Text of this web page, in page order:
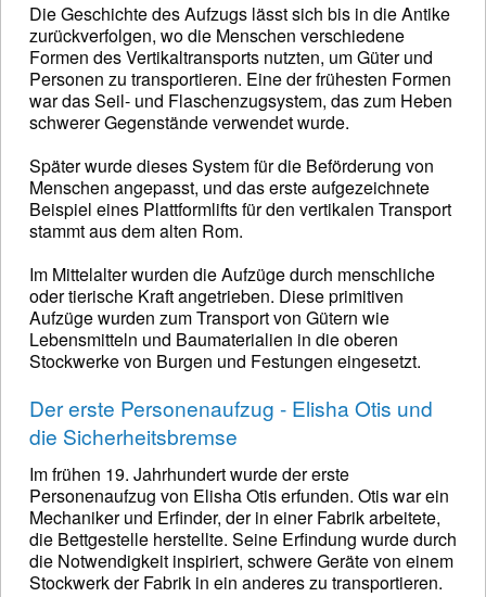
Die Geschichte des Aufzugs lässt sich bis in die Antike
zurückverfolgen, wo die Menschen verschiedene
Formen des Vertikaltransports nutzten, um Güter und
Personen zu transportieren. Eine der frühesten Formen
war das Seil- und Flaschenzugsystem, das zum Heben
schwerer Gegenstände verwendet wurde.
Später wurde dieses System für die Beförderung von
Menschen angepasst, und das erste aufgezeichnete
Beispiel eines Plattformlifts für den vertikalen Transport
stammt aus dem alten Rom.
Im Mittelalter wurden die Aufzüge durch menschliche
oder tierische Kraft angetrieben. Diese primitiven
Aufzüge wurden zum Transport von Gütern wie
Lebensmitteln und Baumaterialien in die oberen
Stockwerke von Burgen und Festungen eingesetzt.
Der erste Personenaufzug - Elisha Otis und
die Sicherheitsbremse
Im frühen 19. Jahrhundert wurde der erste
Personenaufzug von Elisha Otis erfunden. Otis war ein
Mechaniker und Erfinder, der in einer Fabrik arbeitete,
die Bettgestelle herstellte. Seine Erfindung wurde durch
die Notwendigkeit inspiriert, schwere Geräte von einem
Stockwerk der Fabrik in ein anderes zu transportieren.